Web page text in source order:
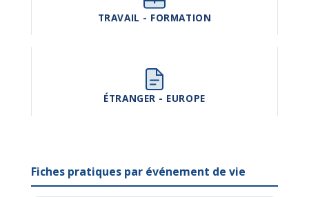
TRAVAIL - FORMATION
ÉTRANGER - EUROPE
Fiches pratiques par événement de vie